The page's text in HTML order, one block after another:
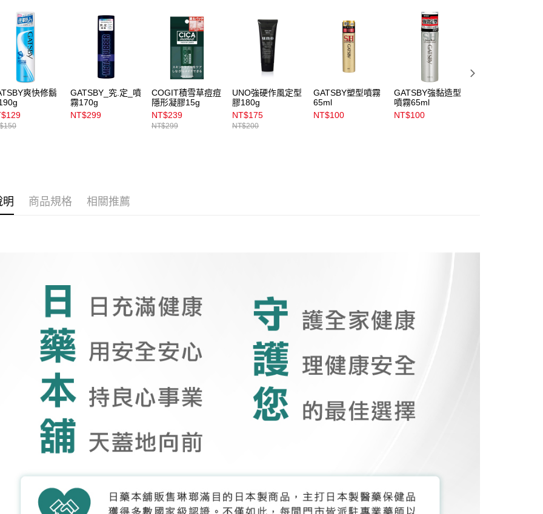
1.本服務係由「台灣大哥大股份有限公司」（以下簡稱本公司）所提供，讓
用戶於交易時，得透過本服務購買商品或服務，並由商店將買賣／分期付
款買賣價金債權讓與本公司後，依約使用本公司帳單繳交帳款。
2.基於同意付款使用「大哥付你分期」之契約關係目的，商店將以您的個人
資料（包含姓名、電話或地址）提供予台灣大哥大進項蒐集、處理及利
用，由本公司與您本人進行分期帳單所需資料之確認、核對及更正。
https://oppay.tw/userRule
付款後7-11取貨
每筆NT$100，滿NT$899(含以上)免運費
付款後門市自取
每筆NT$100，滿NT$399(含以上)免運費
爽快修鬍
GATSBY_究.定_噴
霧170g
NT$299
COGIT積雪草痘痘
隱形凝膠15g
NT$239
NT$299
UNO強硬作風定型
膠180g
NT$175
NT$200
GATSBY塑型噴霧
65ml
NT$100
GATSBY強黏造型
噴霧65ml
NT$100
明 商品規格 相關推薦